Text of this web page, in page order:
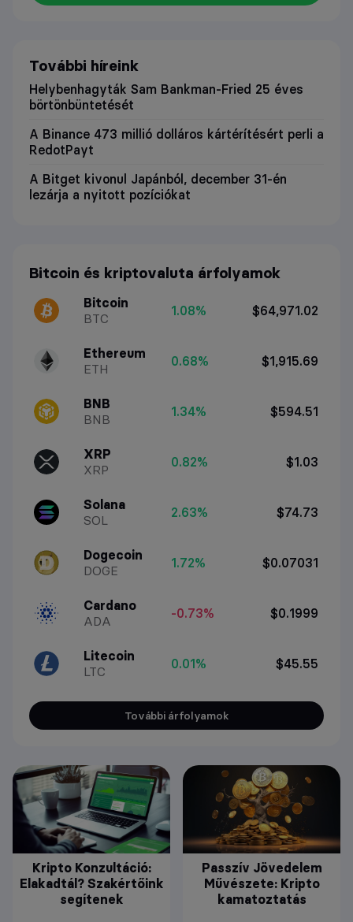
További híreink
Helybenhagyták Sam Bankman-Fried 25 éves
börtönbüntetését
A Binance 473 millió dolláros kártérítésért perli a
RedotPayt
A Bitget kivonul Japánból, december 31-én
lezárja a nyitott pozíciókat
Bitcoin és kriptovaluta árfolyamok
Bitcoin
BTC
1.08% $64,971.02
Ethereum
ETH
0.68% $1,915.69
BNB
BNB
1.34% $594.51
XRP
XRP
0.82% $1.03
Solana
SOL
2.63% $74.73
Dogecoin
DOGE
1.72% $0.07031
Cardano
ADA
-0.73% $0.1999
Litecoin
LTC
0.01% $45.55
További árfolyamok
Kripto Konzultáció:
Elakadtál? Szakértőink
segítenek
Passzív Jövedelem
Művészete: Kripto
kamatoztatás